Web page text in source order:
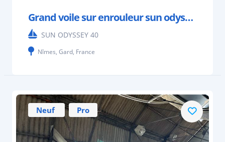
Grand voile sur enrouleur sun odyssey 40
SUN ODYSSEY 40
Nîmes, Gard, France
Neuf Pro